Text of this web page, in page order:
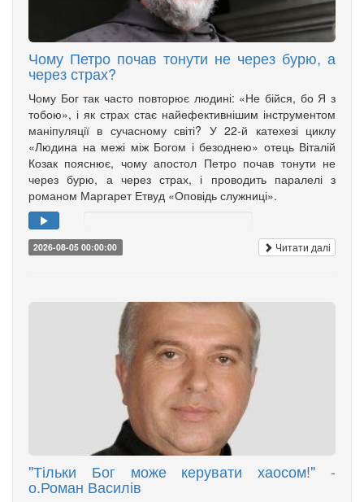
Чому Петро почав тонути не через бурю, а
через страх?
Чому Бог так часто повторює людині: «Не бійся, бо Я з
тобою», і як страх стає найефективнішим інструментом
маніпуляції в сучасному світі? У 22-й катехезі циклу
«Людина на межі між Богом і безоднею» отець Віталій
Козак пояснює, чому апостол Петро почав тонути не
через бурю, а через страх, і проводить паралелі з
романом Маргарет Етвуд «Оповідь служниці».
2026-08-05 00:00:00 Читати далі
"Тільки Бог може керувати хаосом!" -
о.Роман Василів